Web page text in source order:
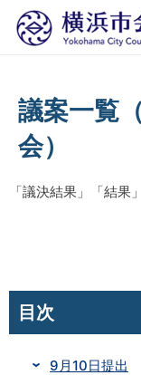
議案一覧
会）
「議決結果」「結果
目次
9月10日提出